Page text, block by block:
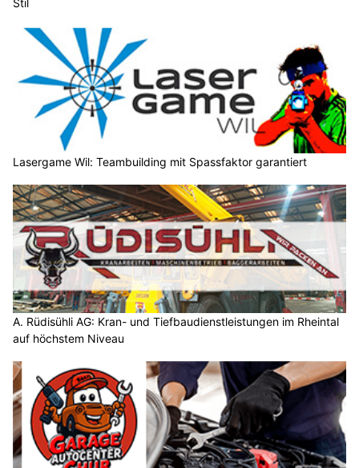
Stil
Lasergame Wil: Teambuilding mit Spassfaktor garantiert
A. Rüdisühli AG: Kran- und Tiefbaudienstleistungen im Rheintal
auf höchstem Niveau